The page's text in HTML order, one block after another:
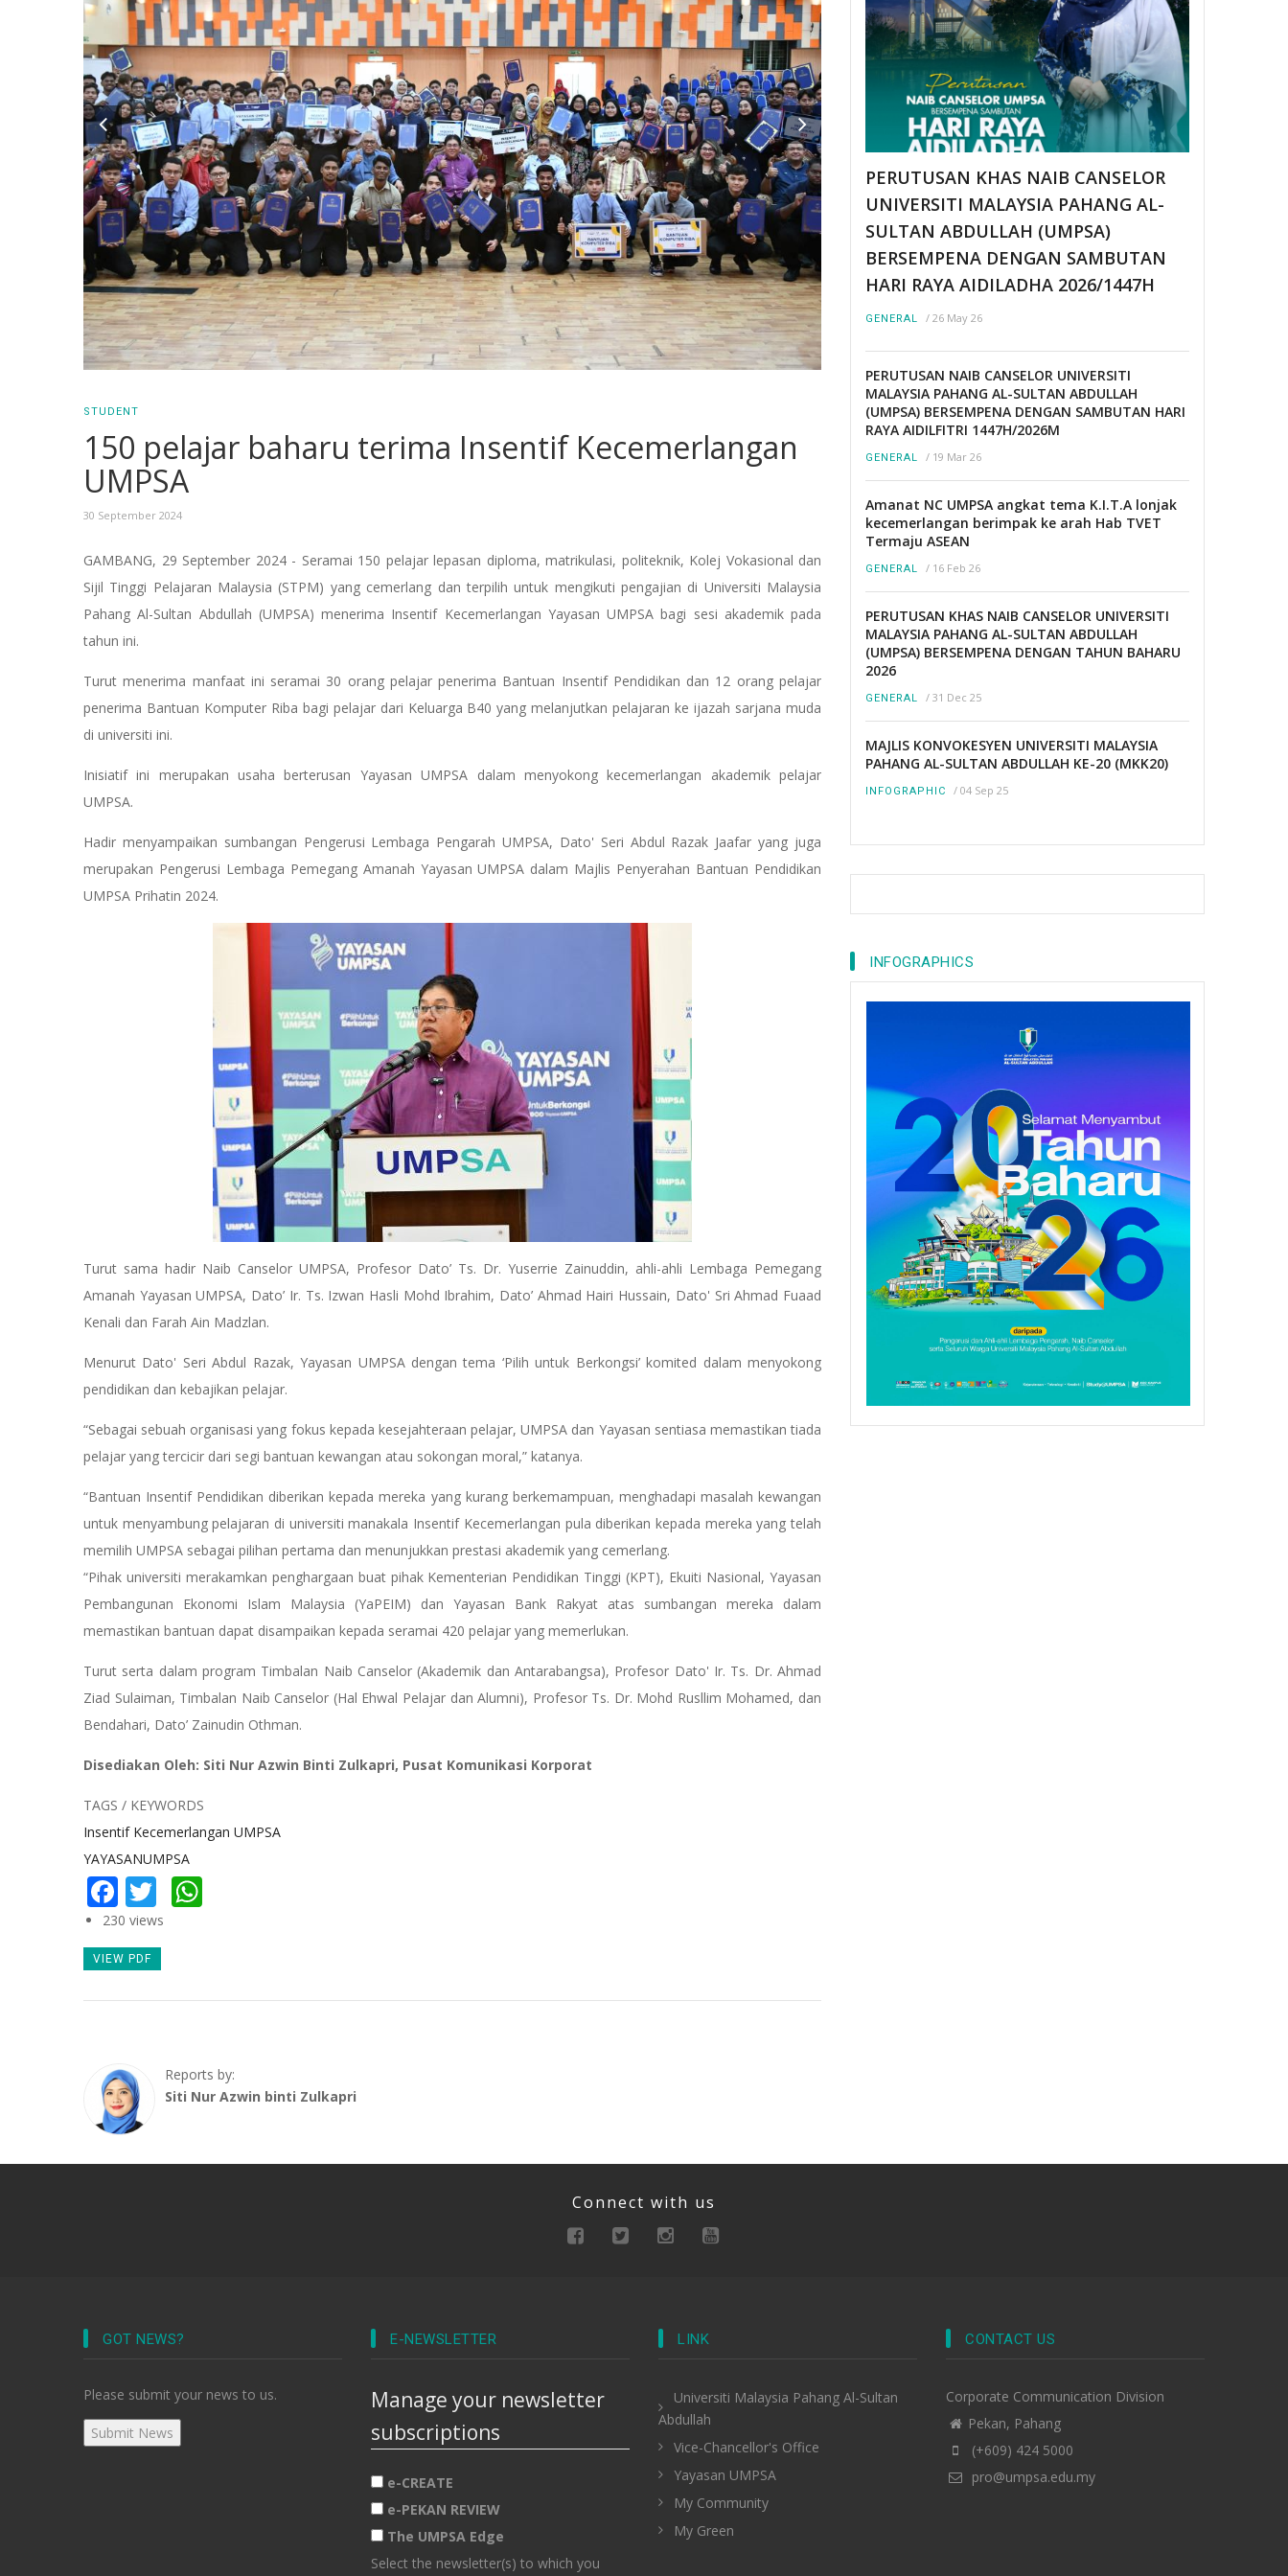
STUDENT
150 pelajar baharu terima Insentif Kecemerlangan
UMPSA
30 September 2024
GAMBANG, 29 September 2024 - Seramai 150 pelajar lepasan diploma, matrikulasi, politeknik, Kolej Vokasional dan
Sijil Tinggi Pelajaran Malaysia (STPM) yang cemerlang dan terpilih untuk mengikuti pengajian di Universiti Malaysia
Pahang Al-Sultan Abdullah (UMPSA) menerima Insentif Kecemerlangan Yayasan UMPSA bagi sesi akademik pada
tahun ini.
Turut menerima manfaat ini seramai 30 orang pelajar penerima Bantuan Insentif Pendidikan dan 12 orang pelajar
penerima Bantuan Komputer Riba bagi pelajar dari Keluarga B40 yang melanjutkan pelajaran ke ijazah sarjana muda
di universiti ini.
Inisiatif ini merupakan usaha berterusan Yayasan UMPSA dalam menyokong kecemerlangan akademik pelajar
UMPSA.
Hadir menyampaikan sumbangan Pengerusi Lembaga Pengarah UMPSA, Dato' Seri Abdul Razak Jaafar yang juga
merupakan Pengerusi Lembaga Pemegang Amanah Yayasan UMPSA dalam Majlis Penyerahan Bantuan Pendidikan
UMPSA Prihatin 2024.
Turut sama hadir Naib Canselor UMPSA, Profesor Dato’ Ts. Dr. Yuserrie Zainuddin, ahli-ahli Lembaga Pemegang
Amanah Yayasan UMPSA, Dato’ Ir. Ts. Izwan Hasli Mohd Ibrahim, Dato’ Ahmad Hairi Hussain, Dato' Sri Ahmad Fuaad
Kenali dan Farah Ain Madzlan.
Menurut Dato' Seri Abdul Razak, Yayasan UMPSA dengan tema ‘Pilih untuk Berkongsi’ komited dalam menyokong
pendidikan dan kebajikan pelajar.
“Sebagai sebuah organisasi yang fokus kepada kesejahteraan pelajar, UMPSA dan Yayasan sentiasa memastikan tiada
pelajar yang tercicir dari segi bantuan kewangan atau sokongan moral,” katanya.
“Bantuan Insentif Pendidikan diberikan kepada mereka yang kurang berkemampuan, menghadapi masalah kewangan
untuk menyambung pelajaran di universiti manakala Insentif Kecemerlangan pula diberikan kepada mereka yang telah
memilih UMPSA sebagai pilihan pertama dan menunjukkan prestasi akademik yang cemerlang.
“Pihak universiti merakamkan penghargaan buat pihak Kementerian Pendidikan Tinggi (KPT), Ekuiti Nasional, Yayasan
Pembangunan Ekonomi Islam Malaysia (YaPEIM) dan Yayasan Bank Rakyat atas sumbangan mereka dalam
memastikan bantuan dapat disampaikan kepada seramai 420 pelajar yang memerlukan.
Turut serta dalam program Timbalan Naib Canselor (Akademik dan Antarabangsa), Profesor Dato' Ir. Ts. Dr. Ahmad
Ziad Sulaiman, Timbalan Naib Canselor (Hal Ehwal Pelajar dan Alumni), Profesor Ts. Dr. Mohd Rusllim Mohamed, dan
Bendahari, Dato’ Zainudin Othman.
Disediakan Oleh: Siti Nur Azwin Binti Zulkapri, Pusat Komunikasi Korporat
TAGS / KEYWORDS
Insentif Kecemerlangan UMPSA
YAYASANUMPSA
Facebook
Twitter
230 views
VIEW PDF
Reports by:
Siti Nur Azwin binti Zulkapri
PERUTUSAN KHAS NAIB CANSELOR
UNIVERSITI MALAYSIA PAHANG AL-
SULTAN ABDULLAH (UMPSA)
BERSEMPENA DENGAN SAMBUTAN
HARI RAYA AIDILADHA 2026/1447H
GENERAL / 26 May 26
PERUTUSAN NAIB CANSELOR UNIVERSITI
MALAYSIA PAHANG AL-SULTAN ABDULLAH
(UMPSA) BERSEMPENA DENGAN SAMBUTAN HARI
RAYA AIDILFITRI 1447H/2026M
GENERAL / 19 Mar 26
Amanat NC UMPSA angkat tema K.I.T.A lonjak
kecemerlangan berimpak ke arah Hab TVET
Termaju ASEAN
GENERAL / 16 Feb 26
PERUTUSAN KHAS NAIB CANSELOR UNIVERSITI
MALAYSIA PAHANG AL-SULTAN ABDULLAH
(UMPSA) BERSEMPENA DENGAN TAHUN BAHARU
2026
GENERAL / 31 Dec 25
MAJLIS KONVOKESYEN UNIVERSITI MALAYSIA
PAHANG AL-SULTAN ABDULLAH KE-20 (MKK20)
INFOGRAPHIC / 04 Sep 25
INFOGRAPHICS
Connect with us
GOT NEWS?
Please submit your news to us.
E-NEWSLETTER
Manage your newsletter
subscriptions
e-CREATE
e-PEKAN REVIEW
The UMPSA Edge
Select the newsletter(s) to which you
LINK
Universiti Malaysia Pahang Al-Sultan
Abdullah
Vice-Chancellor's Office
Yayasan UMPSA
My Community
My Green
CONTACT US
Corporate Communication Division
Pekan, Pahang
(+609) 424 5000
pro@umpsa.edu.my